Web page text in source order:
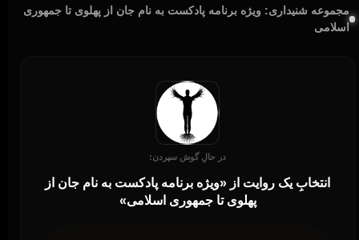
مجموعه شنیداری: ویژه برنامه پادکست به نام جان از پهلوی تا جمهوری
اسلامی
در حالِ گوش سپردن:
انتخابِ یک روایت از «ویژه برنامه پادکست به نام جان از
پهلوی تا جمهوری اسلامی»